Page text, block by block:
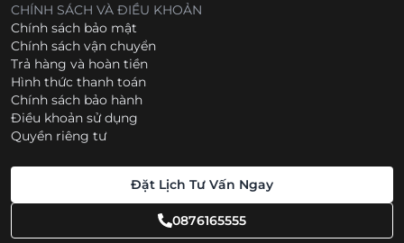
CHÍNH SÁCH VÀ ĐIỀU KHOẢN
Chính sách bảo mật
Chính sách vận chuyển
Trả hàng và hoàn tiền
Hình thức thanh toán
Chính sách bảo hành
Điều khoản sử dụng
Quyền riêng tư
Đặt Lịch Tư Vấn Ngay
0876165555